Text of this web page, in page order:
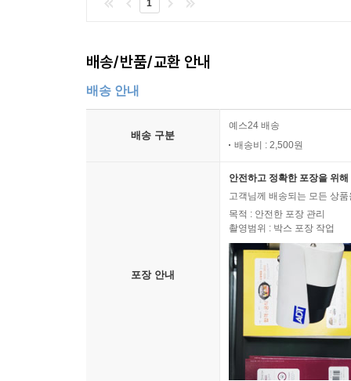
하지만 지은이는 오늘날 떠오르는 에너지 쟁점
다음과 같은 믿음이다. “역사는 인류의 일련의
우리의 창의성과 발명, 혁신의 과거 기록이 또
그것은 우리가 성공할 가능성이 절반보다는 훨씬
1
배송/반품/교환 안내
배송 안내
배송 구분
예스24 배송
배송비 : 2,500원
포장 안내
안전하고 정확한 포장을 위
고객님께 배송되는 모든 상
목적 : 안전한 포장 관리
촬영범위 : 박스 포장 작업